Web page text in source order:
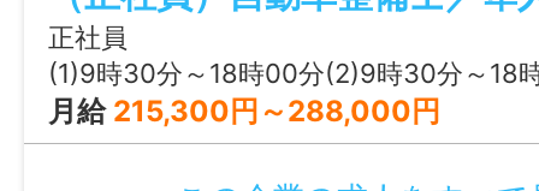
加入保険等
社会保険完備（雇用・健康・労災・厚生）
す。 教育研修制度が充実しているの
車をあまり整備した経験が無い方でも
る環境を整えています。 【将来的な業
範囲】当社の定める業務全般
正社員
(1)9時30分～18時00分(2)9時30分～18
月給 215,300円～288,000円